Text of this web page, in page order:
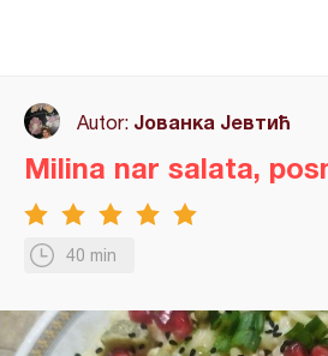
Autor: Јованка Јевтић
40 min
Milina nar salata,